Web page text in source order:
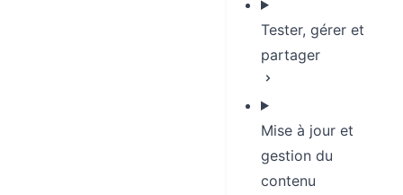
Tester, gérer et
partager
Mise à jour et
gestion du
contenu